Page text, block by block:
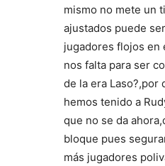
mismo no mete un
ajustados puede
jugadores flojos en
nos falta para ser
de la era Laso?,por
hemos tenido a
que no se da
bloque pues
más jugadores